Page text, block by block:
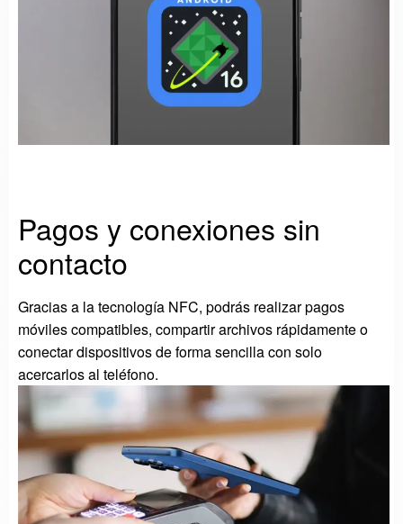
Pagos y conexiones sin
contacto
Gracias a la tecnología NFC, podrás realizar pagos
móviles compatibles, compartir archivos rápidamente o
conectar dispositivos de forma sencilla con solo
acercarlos al teléfono.